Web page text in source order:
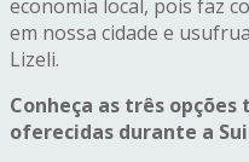
economia local, pois faz
em nossa cidade e
Lizeli.
Conheça as três
oferecidas durante a